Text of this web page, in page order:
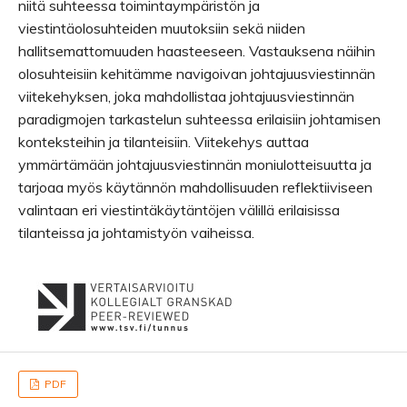
niitä suhteessa toimintaympäristön ja
viestintäolosuhteiden muutoksiin sekä niiden
hallitsemattomuuden haasteeseen. Vastauksena näihin
olosuhteisiin kehitämme navigoivan johtajuusviestinnän
viitekehyksen, joka mahdollistaa johtajuusviestinnän
paradigmojen tarkastelun suhteessa erilaisiin johtamisen
konteksteihin ja tilanteisiin. Viitekehys auttaa
ymmärtämään johtajuusviestinnän moniulotteisuutta ja
tarjoaa myös käytännön mahdollisuuden reflektiiviseen
valintaan eri viestintäkäytäntöjen välillä erilaisissa
tilanteissa ja johtamistyön vaiheissa.
PDF